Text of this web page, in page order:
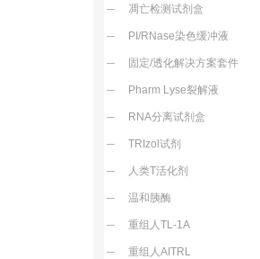
凋亡检测试剂盒
PI/RNase染色缓冲液
固定/透化解决方案套件
Pharm Lyse裂解液
RNA分离试剂盒
TRIzol试剂
人类T活化剂
温和胰酶
重组人TL-1A
重组人AITRL